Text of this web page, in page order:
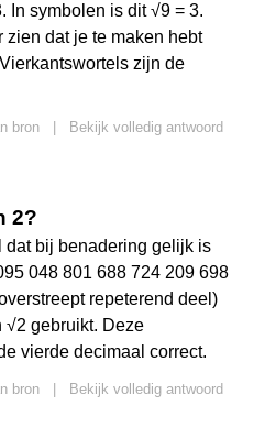
In symbolen is dit √9 = 3.
zien dat je te maken hebt
zijn de
bron
Bekijk volledig antwoord
2?
dat bij benadering gelijk is
048 801 688 724 209 698
repeterend deel)
√2 gebruikt. Deze
vierde decimaal correct.
bron
Bekijk volledig antwoord